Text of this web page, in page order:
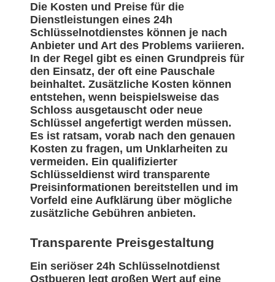
Die Kosten und Preise für die
Dienstleistungen eines 24h
Schlüsselnotdienstes können je nach
Anbieter und Art des Problems variieren.
In der Regel gibt es einen Grundpreis für
den Einsatz, der oft eine Pauschale
beinhaltet. Zusätzliche Kosten können
entstehen, wenn beispielsweise das
Schloss ausgetauscht oder neue
Schlüssel angefertigt werden müssen.
Es ist ratsam, vorab nach den genauen
Kosten zu fragen, um Unklarheiten zu
vermeiden. Ein qualifizierter
Schlüsseldienst wird transparente
Preisinformationen bereitstellen und im
Vorfeld eine Aufklärung über mögliche
zusätzliche Gebühren anbieten.
Transparente Preisgestaltung
Ein seriöser 24h Schlüsselnotdienst
Ostbueren legt großen Wert auf eine